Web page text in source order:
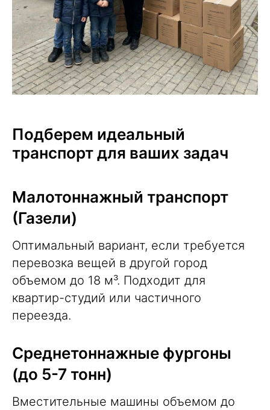
Подберем идеальный
транспорт для ваших задач
Малотоннажный транспорт
(Газели)
Оптимальный вариант, если требуется
перевозка вещей в другой город
объемом до 18 м³. Подходит для
квартир-студий или частичного
переезда.
Среднетоннажные фургоны
(до 5-7 тонн)
Вместительные машины объемом до